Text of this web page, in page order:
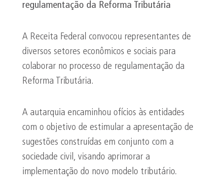
regulamentação da Reforma Tributária
A Receita Federal convocou representantes de
diversos setores econômicos e sociais para
colaborar no processo de regulamentação da
Reforma Tributária.
A autarquia encaminhou ofícios às entidades
com o objetivo de estimular a apresentação de
sugestões construídas em conjunto com a
sociedade civil, visando aprimorar a
implementação do novo modelo tributário.